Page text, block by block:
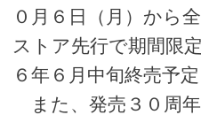
０月６日（月）から
ストア先行で期間限
６年６月中旬終売予定
また、発売３０周